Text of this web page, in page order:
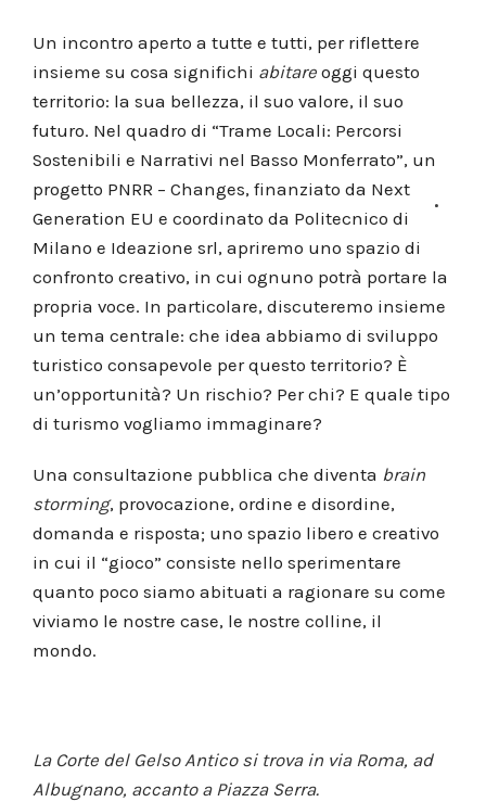
Un incontro aperto a tutte e tutti, per riflettere
insieme su cosa significhi abitare oggi questo
territorio: la sua bellezza, il suo valore, il suo
futuro. Nel quadro di “Trame Locali: Percorsi
Sostenibili e Narrativi nel Basso Monferrato”, un
progetto PNRR – Changes, finanziato da Next
Generation EU e coordinato da Politecnico di
Milano e Ideazione srl, apriremo uno spazio di
confronto creativo, in cui ognuno potrà portare la
propria voce. In particolare, discuteremo insieme
un tema centrale: che idea abbiamo di sviluppo
turistico consapevole per questo territorio? È
un’opportunità? Un rischio? Per chi? E quale tipo
di turismo vogliamo immaginare?
Una consultazione pubblica che diventa brain
storming, provocazione, ordine e disordine,
domanda e risposta; uno spazio libero e creativo
in cui il “gioco” consiste nello sperimentare
quanto poco siamo abituati a ragionare su come
viviamo le nostre case, le nostre colline, il
mondo.
La Corte del Gelso Antico si trova in via Roma, ad
Albugnano, accanto a Piazza Serra.